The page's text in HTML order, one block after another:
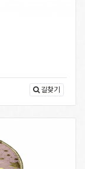
길찾기